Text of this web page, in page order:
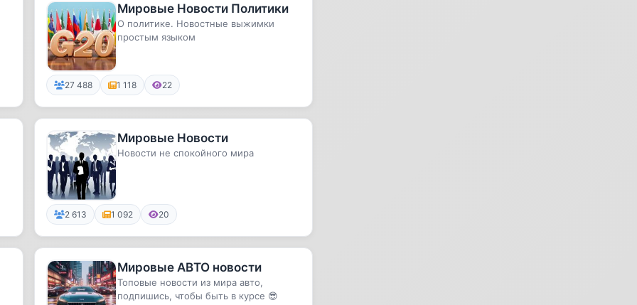
Мировые Новости Политики
О политике. Новостные выжимки
простым языком
27 488 1 118 22
Мировые Новости
Новости не спокойного мира
2 613 1 092 20
Мировые АВТО новости
Топовые новости из мира авто,
подпишись, чтобы быть в курсе 😎